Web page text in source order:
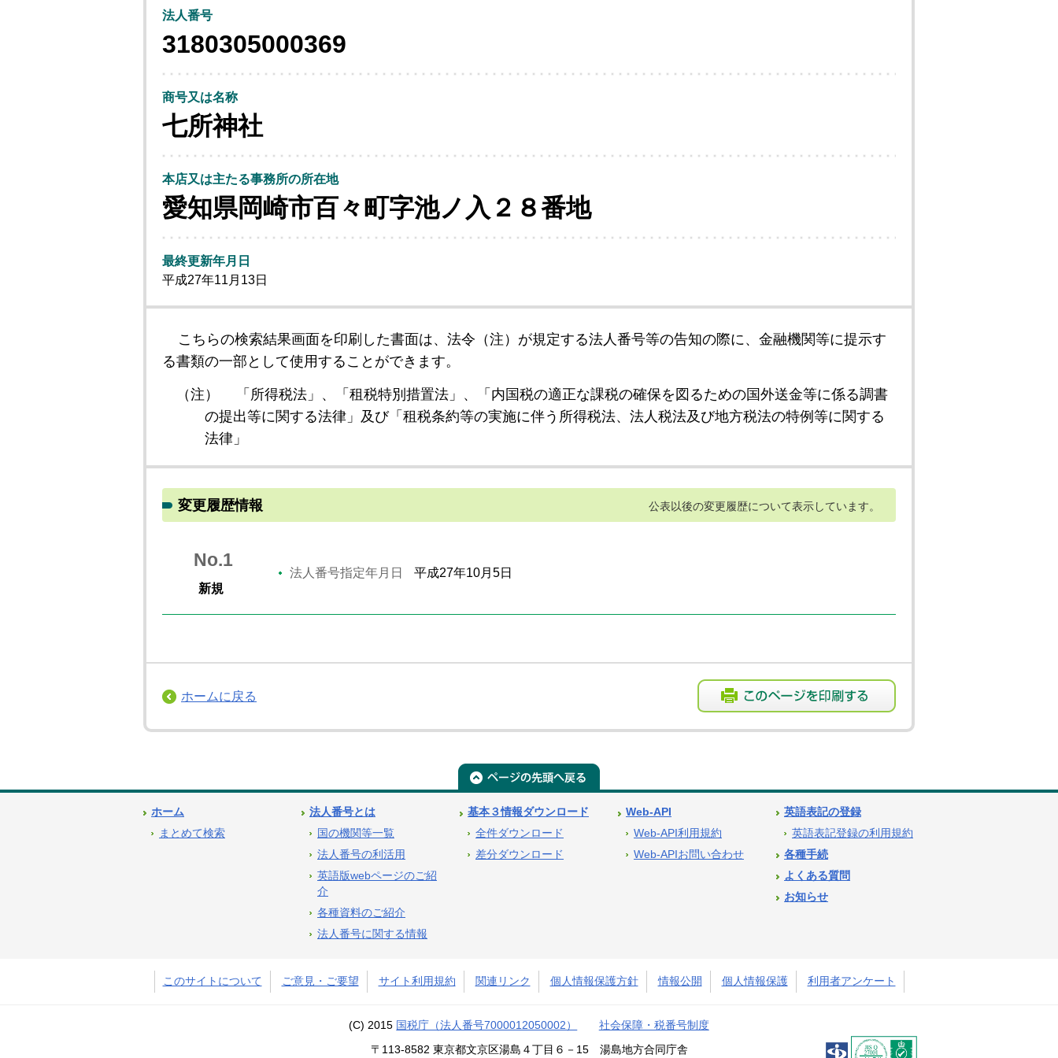
法人番号
3180305000369
商号又は名称
七所神社
本店又は主たる事務所の所在地
愛知県岡崎市百々町字池ノ入２８番地
最終更新年月日
平成27年11月13日
こちらの検索結果画面を印刷した書面は、法令（注）が規定する法人番号等の告知の際に、金融機関等に提示す
る書類の一部として使用することができます。
（注）
「所得税法」、「租税特別措置法」、「内国税の適正な課税の確保を図るための国外送金等に係る調書
の提出等に関する法律」及び「租税条約等の実施に伴う所得税法、法人税法及び地方税法の特例等に関する
法律」
変更履歴情報 公表以後の変更履歴について表示しています。
No.1
新規
法人番号指定年月日 平成27年10月5日
ホームに戻る
ホーム
まとめて検索
法人番号とは
国の機関等一覧
法人番号の利活用
英語版webページのご紹
介
各種資料のご紹介
法人番号に関する情報
基本３情報ダウンロード
全件ダウンロード
差分ダウンロード
Web-API
Web-API利用規約
Web-APIお問い合わせ
英語表記の登録
英語表記登録の利用規約
各種手続
よくある質問
お知らせ
このサイトについて ご意見・ご要望 サイト利用規約 関連リンク 個人情報保護方針 情報公開 個人情報保護 利用者アンケート
(C) 2015 国税庁（法人番号7000012050002） 社会保障・税番号制度
〒113-8582 東京都文京区湯島４丁目６－15 湯島地方合同庁舎